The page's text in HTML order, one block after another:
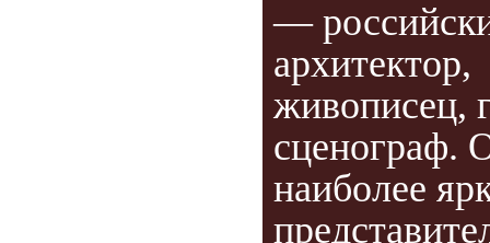
—
архитектор,
живописец,
сценограф.
наиболее